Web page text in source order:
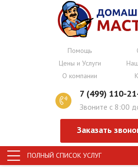
Помощь
Цены и Услуги
О компании
7 (499) 110-
Звоните с 8:00
Заказать
ПОЛНЫЙ СПИСОК УСЛУГ